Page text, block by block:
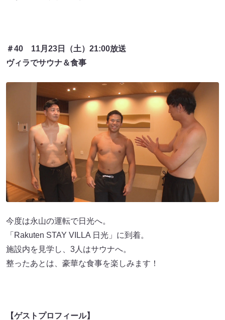
＃40 11月23日（土）21:00放送
ヴィラでサウナ＆食事
今度は永山の運転で日光へ。
「Rakuten STAY VILLA 日光」に到着。
施設内を見学し、3人はサウナへ。
整ったあとは、豪華な食事を楽しみます！
【ゲストプロフィール】